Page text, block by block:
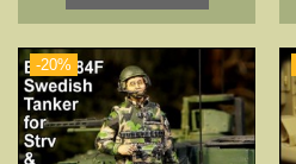
-20%